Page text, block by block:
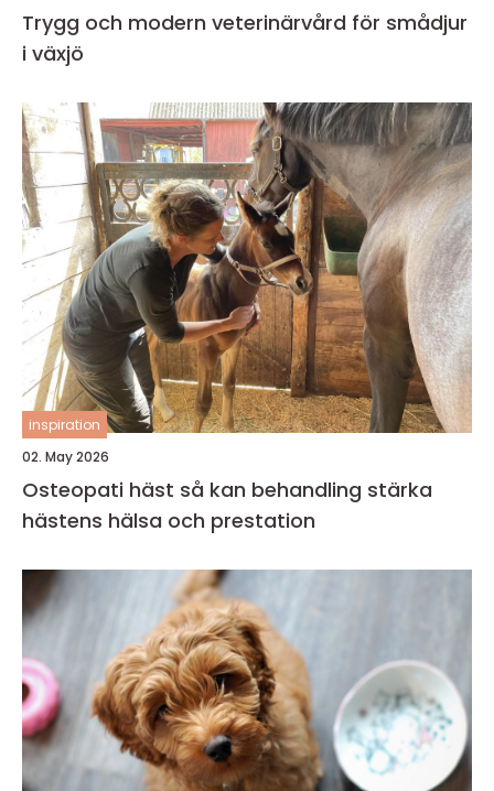
Trygg och modern veterinärvård för smådjur
i växjö
inspiration
02. May 2026
Osteopati häst så kan behandling stärka
hästens hälsa och prestation